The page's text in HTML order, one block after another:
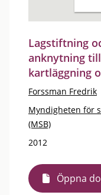
Lagstiftning
anknytning
kartläggning
Forssman Fredrik
Myndigheten för
(MSB)
2012
Öppna